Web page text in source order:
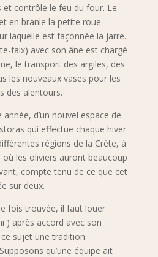
contrôle le feu du four. Le
en branle la petite roue
laquelle est façonnée la jarre.
faix) avec son âne est chargé
le transport des argiles, des
les nouveaux vases pour les
des alentours.
d’un nouvel espace de
qui effectue chaque hiver
régions de la Crète, à
où les oliviers auront beaucoup
compte tenu de ce que cet
sur deux.
fois trouvée, il faut louer
) après accord avec son
sujet une tradition
qu’une équipe ait